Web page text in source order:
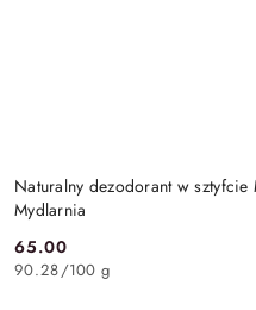
Naturalny dezodorant w
Mydlarnia
Cena:
65.00
90.28/100 g